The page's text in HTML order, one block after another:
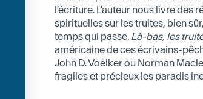
l'écriture. L'auteur nous livre des
spirituelles sur les truites, bien
temps qui passe. Là-bas, les
américaine de ces écrivains-
John D. Voelker ou Norman
fragiles et précieux les paradis